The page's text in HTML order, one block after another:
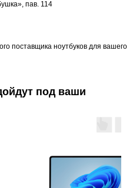
пав. 114
поставщика ноутбуков для вашего
под ваши